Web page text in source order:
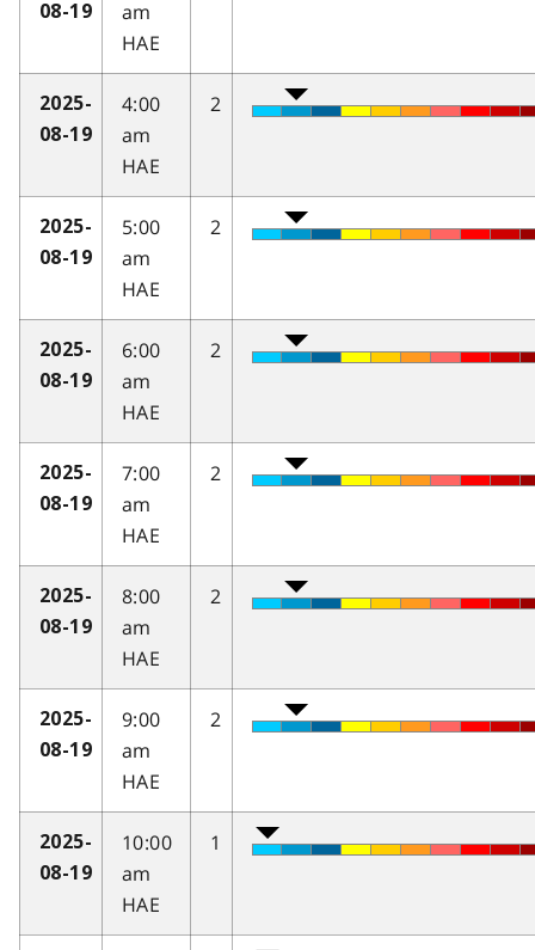
08-19
am
HAE
2025-
08-19
4:00
am
HAE
2
2025-
08-19
5:00
am
HAE
2
2025-
08-19
6:00
am
HAE
2
2025-
08-19
7:00
am
HAE
2
2025-
08-19
8:00
am
HAE
2
2025-
08-19
9:00
am
HAE
2
2025-
08-19
10:00
am
HAE
1